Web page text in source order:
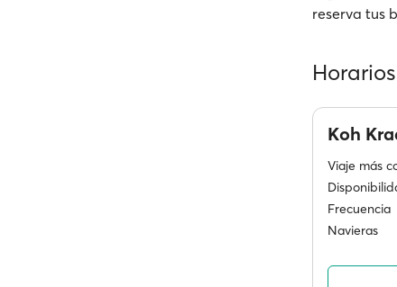
reserva tus
Koh
Viaje más
Frecuencia
Navieras